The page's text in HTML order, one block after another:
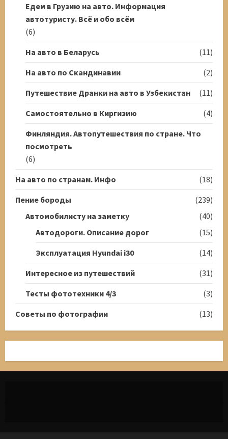
Едем в Грузию на авто. Информация
автотуристу. Всё и обо всём
(6)
На авто в Беларусь
(11)
На авто по Скандинавии
(2)
Путешествие Дранки на авто в Узбекистан
(11)
Самостоятельно в Киргизию
(4)
Финляндия. Автопутешествия по стране. Что
посмотреть
(6)
На авто по странам. Инфо
(18)
Пение бороды
(239)
Автомобилисту на заметку
(40)
Автодороги. Описание дорог
(15)
Эксплуатация Hyundai i30
(14)
Интересное из путешествий
(31)
Тесты фототехники 4/3
(3)
Советы по фотографии
(13)